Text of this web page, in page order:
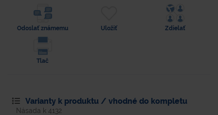
Odoslať známemu Uložiť Zdielať
Tlač
Varianty k produktu / vhodné do kompletu
Násada k 4132